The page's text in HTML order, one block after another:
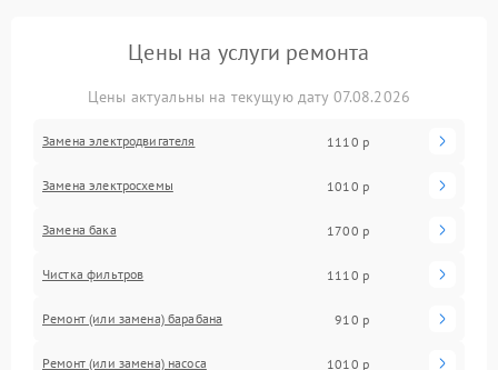
Цены на услуги ремонта
Цены актуальны на текущую дату 07.08.2026
Замена электродвигателя 1110 р
Замена электросхемы 1010 р
Замена бака 1700 р
Чистка фильтров 1110 р
Ремонт (или замена) барабана 910 р
Ремонт (или замена) насоса 1010 р